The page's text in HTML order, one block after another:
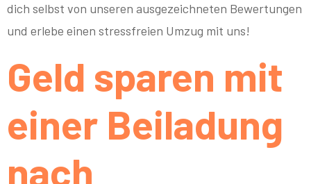
dich selbst von unseren ausgezeichneten Bewertungen
und erlebe einen stressfreien Umzug mit uns!
Geld sparen mit
einer Beiladung
nach